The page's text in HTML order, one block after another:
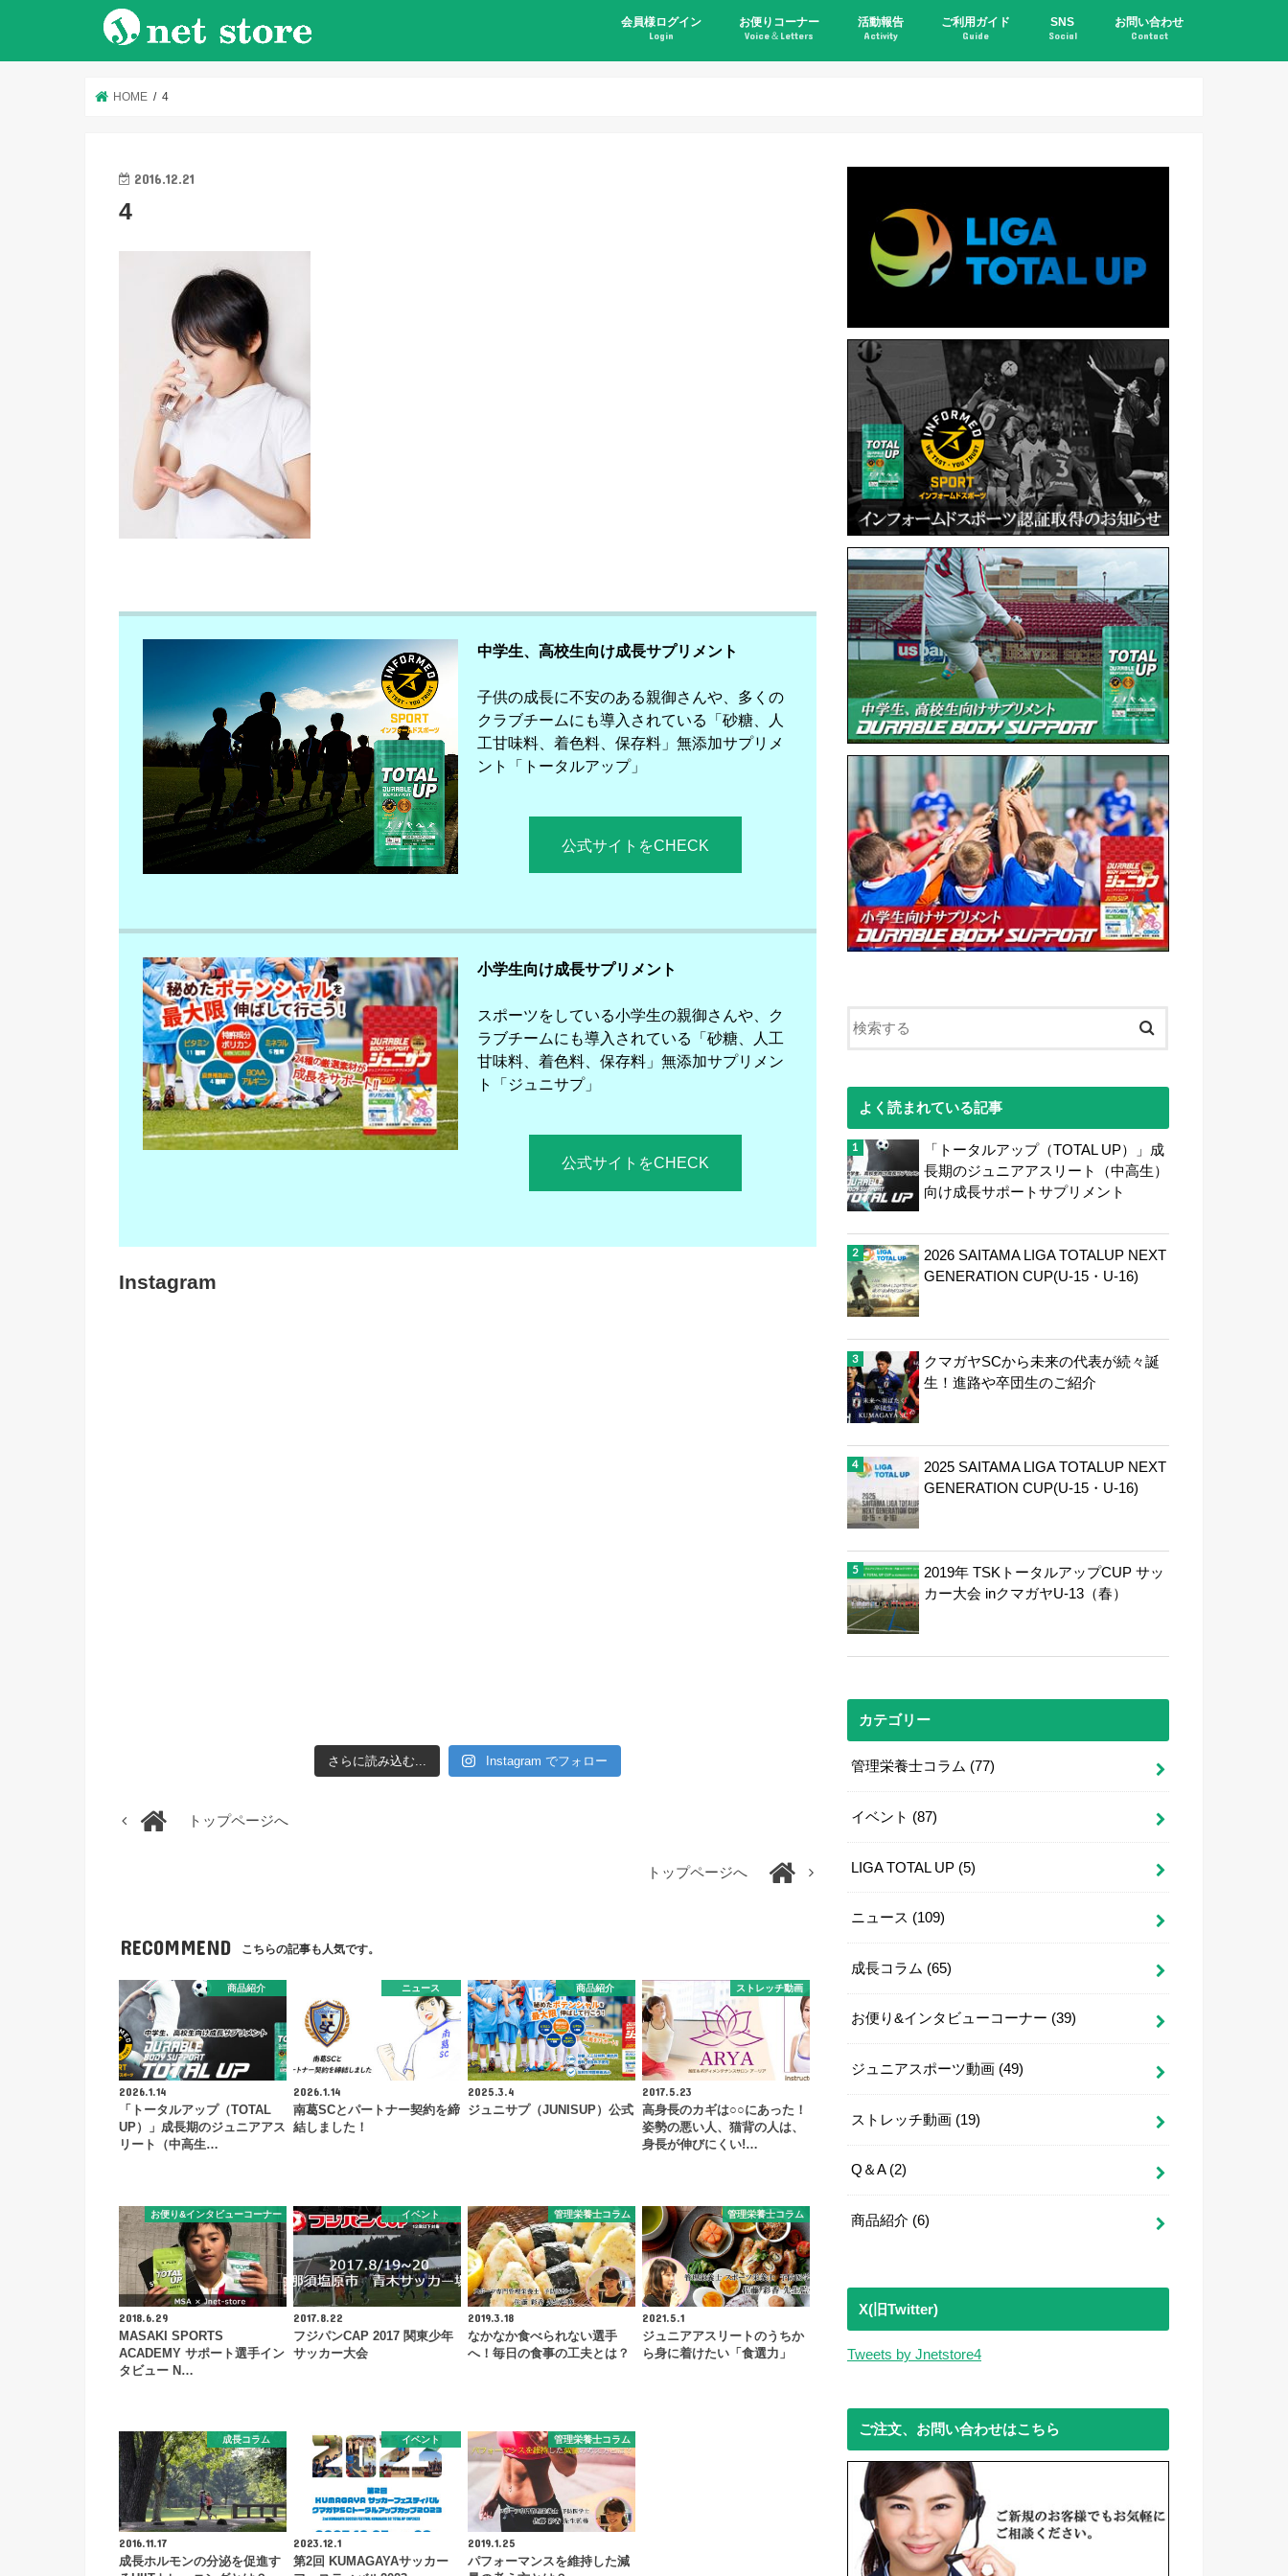
会員様ログイン
Login
お便りコーナー
Voice＆Letters
活動報告
Activity
ご利用ガイド
Guide
SNS
Social
お問い合わせ
Contact
HOME 4
2016.12.21
4
中学生、高校生向け成長サプリメント
子供の成長に不安のある親御さんや、多くの
クラブチームにも導入されている「砂糖、人
工甘味料、着色料、保存料」無添加サプリメ
ント「トータルアップ」
公式サイトをCHECK
小学生向け成長サプリメント
スポーツをしている小学生の親御さんや、ク
ラブチームにも導入されている「砂糖、人工
甘味料、着色料、保存料」無添加サプリメン
ト「ジュニサプ」
公式サイトをCHECK
Instagram
さらに読み込む... Instagram でフォロー
トップページへ
トップページへ
RECOMMEND こちらの記事も人気です。
商品紹介
2026.1.14
「トータルアップ（TOTAL
UP）」成長期のジュニアアス
リート（中高生…
ニュース
2026.1.14
南葛SCとパートナー契約を締
結しました！
商品紹介
2025.3.4
ジュニサプ（JUNISUP）公式
ストレッチ動画
2017.5.23
高身長のカギは○○にあった！
姿勢の悪い人、猫背の人は、
身長が伸びにくい!…
お便り&インタビューコーナー
2018.6.29
MASAKI SPORTS
ACADEMY サポート選手イン
タビュー N…
イベント
2017.8.22
フジパンCAP 2017 関東少年
サッカー大会
管理栄養士コラム
2019.3.18
なかなか食べられない選手
へ！毎日の食事の工夫とは？
管理栄養士コラム
2021.5.1
ジュニアアスリートのうちか
ら身に着けたい「食選力」
成長コラム
2016.11.17
成長ホルモンの分泌を促進す
イベント
2023.12.1
第2回 KUMAGAYAサッカー
管理栄養士コラム
2019.1.25
パフォーマンスを維持した減
よく読まれている記事
「トータルアップ（TOTAL UP）」成
長期のジュニアアスリート（中高生）
向け成長サポートサプリメント
2026 SAITAMA LIGA TOTALUP NEXT
GENERATION CUP(U-15・U-16)
クマガヤSCから未来の代表が続々誕
生！進路や卒団生のご紹介
2025 SAITAMA LIGA TOTALUP NEXT
GENERATION CUP(U-15・U-16)
2019年 TSKトータルアップCUP サッ
カー大会 inクマガヤU-13（春）
カテゴリー
管理栄養士コラム (77)
イベント (87)
LIGA TOTAL UP (5)
ニュース (109)
成長コラム (65)
お便り&インタビューコーナー (39)
ジュニアスポーツ動画 (49)
ストレッチ動画 (19)
Q＆A (2)
商品紹介 (6)
X(旧Twitter)
Tweets by Jnetstore4
ご注文、お問い合わせはこちら